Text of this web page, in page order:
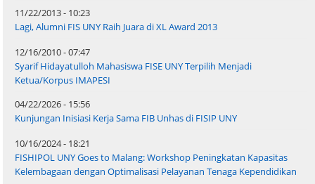
11/22/2013 - 10:23
Lagi, Alumni FIS UNY Raih Juara di XL Award 2013
12/16/2010 - 07:47
Syarif Hidayatulloh Mahasiswa FISE UNY Terpilih Menjadi
Ketua/Korpus IMAPESI
04/22/2026 - 15:56
Kunjungan Inisiasi Kerja Sama FIB Unhas di FISIP UNY
10/16/2024 - 18:21
FISHIPOL UNY Goes to Malang: Workshop Peningkatan Kapasitas
Kelembagaan dengan Optimalisasi Pelayanan Tenaga Kependidikan